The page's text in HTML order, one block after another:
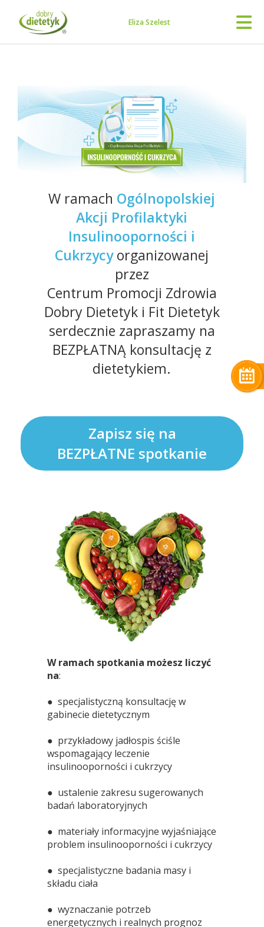
Eliza Szelest
W ramach Ogólnopolskiej
Akcji Profilaktyki
Insulinooporności i
Cukrzycyorganizowanej
przez
Centrum Promocji Zdrowia
Dobry Dietetyk i Fit Dietetyk
serdecznie zapraszamy na
BEZPŁATNĄ konsultację z
dietetykiem.
Zapisz się na
BEZPŁATNE spotkanie
W ramach spotkania możesz liczyć
na:
● specjalistyczną konsultację w
gabinecie dietetycznym
● przykładowy jadłospis ściśle
wspomagający leczenie
insulinooporności i cukrzycy
● ustalenie zakresu sugerowanych
badań laboratoryjnych
● materiały informacyjne wyjaśniające
problem insulinooporności i cukrzycy
● specjalistyczne badania masy i
składu ciała
● wyznaczanie potrzeb
energetycznych i realnych prognoz